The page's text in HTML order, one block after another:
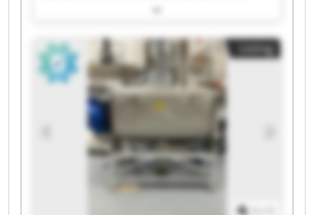
Stenzel GmbH Stenzel GmbH Stenzel GmbH
Stenzel GmbH Stenzel GmbH Stenzel GmbH
Stenzel GmbH Stenzel GmbH Stenzel GmbH
Stenzel GmbH Stenzel GmbH
Listing